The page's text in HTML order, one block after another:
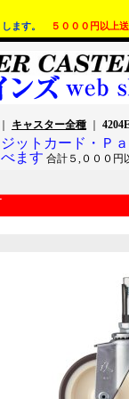
ます。 ５０００円以上送
キャスター全種
ットカード・Ｐ
ます 合計５,０００円